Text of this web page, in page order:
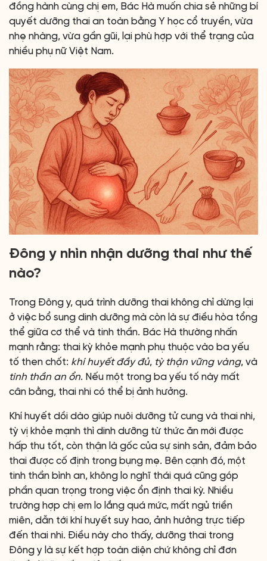
đồng hành cùng chị em, Bác Hà muốn chia sẻ những bí
quyết dưỡng thai an toàn bằng Y học cổ truyền, vừa
nhẹ nhàng, vừa gần gũi, lại phù hợp với thể trạng của
nhiều phụ nữ Việt Nam.
Đông y nhìn nhận dưỡng thai như thế
nào?
Trong Đông y, quá trình dưỡng thai không chỉ dừng lại
ở việc bổ sung dinh dưỡng mà còn là sự điều hòa tổng
thể giữa cơ thể và tinh thần. Bác Hà thường nhấn
mạnh rằng: thai kỳ khỏe mạnh phụ thuộc vào ba yếu
tố then chốt: khí huyết đầy đủ, tỳ thận vững vàng, và
tinh thần an ổn. Nếu một trong ba yếu tố này mất
cân bằng, thai nhi có thể bị ảnh hưởng.
Khí huyết dồi dào giúp nuôi dưỡng tử cung và thai nhi,
tỳ vị khỏe mạnh thì dinh dưỡng từ thức ăn mới được
hấp thu tốt, còn thận là gốc của sự sinh sản, đảm bảo
thai được cố định trong bụng mẹ. Bên cạnh đó, một
tinh thần bình an, không lo nghĩ thái quá cũng góp
phần quan trọng trong việc ổn định thai kỳ. Nhiều
trường hợp chị em lo lắng quá mức, mất ngủ triền
miên, dẫn tới khí huyết suy hao, ảnh hưởng trực tiếp
đến thai nhi. Điều này cho thấy, dưỡng thai trong
Đông y là sự kết hợp toàn diện chứ không chỉ đơn